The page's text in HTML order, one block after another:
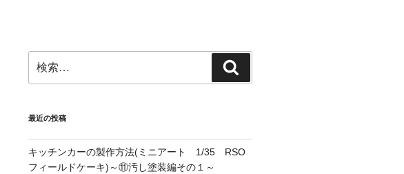
索:
索
最近の投稿
キッチンカーの製作方法(ミニアート 1/35 RSO
フィールドケーキ)～⑪汚し塗装編その１～